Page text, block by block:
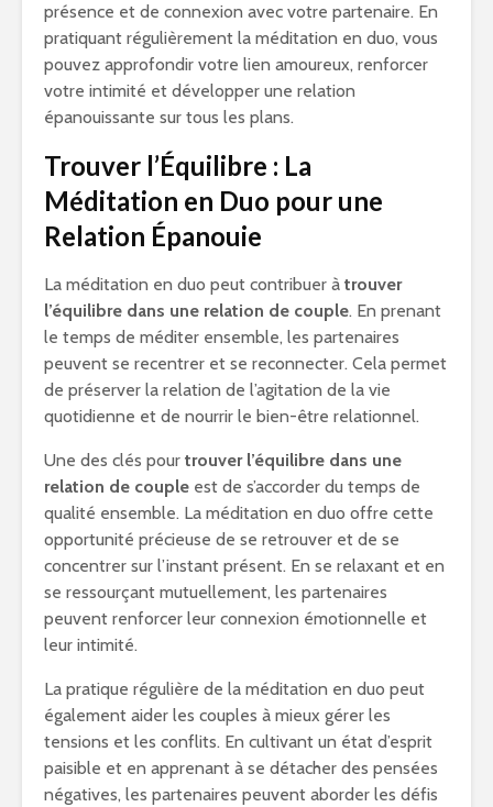
présence et de connexion avec votre partenaire. En
pratiquant régulièrement la méditation en duo, vous
pouvez approfondir votre lien amoureux, renforcer
votre intimité et développer une relation
épanouissante sur tous les plans.
Trouver l’Équilibre : La
Méditation en Duo pour une
Relation Épanouie
La méditation en duo peut contribuer à trouver
l’équilibre dans une relation de couple. En prenant
le temps de méditer ensemble, les partenaires
peuvent se recentrer et se reconnecter. Cela permet
de préserver la relation de l’agitation de la vie
quotidienne et de nourrir le bien-être relationnel.
Une des clés pour trouver l’équilibre dans une
relation de couple est de s’accorder du temps de
qualité ensemble. La méditation en duo offre cette
opportunité précieuse de se retrouver et de se
concentrer sur l’instant présent. En se relaxant et en
se ressourçant mutuellement, les partenaires
peuvent renforcer leur connexion émotionnelle et
leur intimité.
La pratique régulière de la méditation en duo peut
également aider les couples à mieux gérer les
tensions et les conflits. En cultivant un état d’esprit
paisible et en apprenant à se détacher des pensées
négatives, les partenaires peuvent aborder les défis